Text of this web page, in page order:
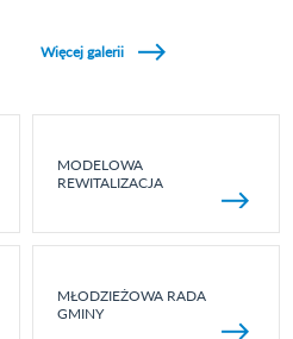
Więcej galerii
MODELOWA
REWITALIZACJA
MŁODZIEŻOWA RADA
GMINY